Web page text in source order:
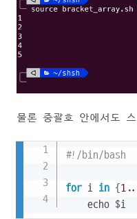
물론 중괄호 안에서도
#!/bin/bash
for i in {1.
    echo $i